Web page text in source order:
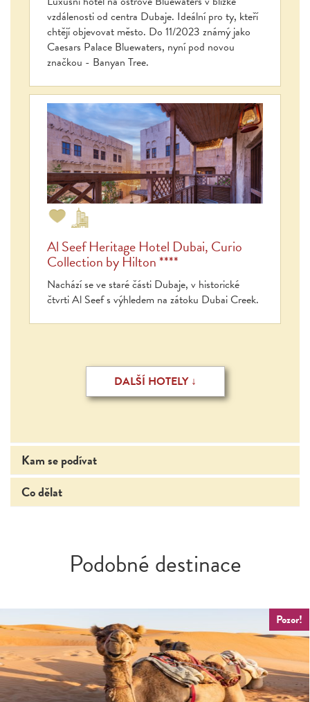
vzdálenosti od centra Dubaje. Ideální pro ty, kteří
chtějí objevovat město. Do 11/2023 známý jako
Caesars Palace Bluewaters, nyní pod novou
značkou - Banyan Tree.
Al Seef Heritage Hotel Dubai, Curio
Collection by Hilton ****
Nachází se ve staré části Dubaje, v historické
čtvrti Al Seef s výhledem na zátoku Dubai Creek.
DALŠÍ HOTELY ↓
Kam se podívat
Co dělat
Podobné destinace
Pozor!